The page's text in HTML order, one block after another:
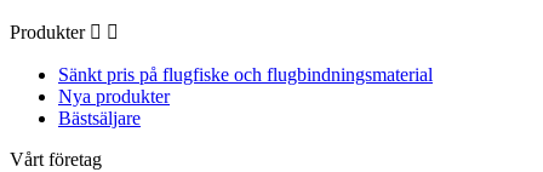
Produkter  
Sänkt pris på flugfiske och flugbindningsmaterial
Nya produkter
Bästsäljare
Vårt företag